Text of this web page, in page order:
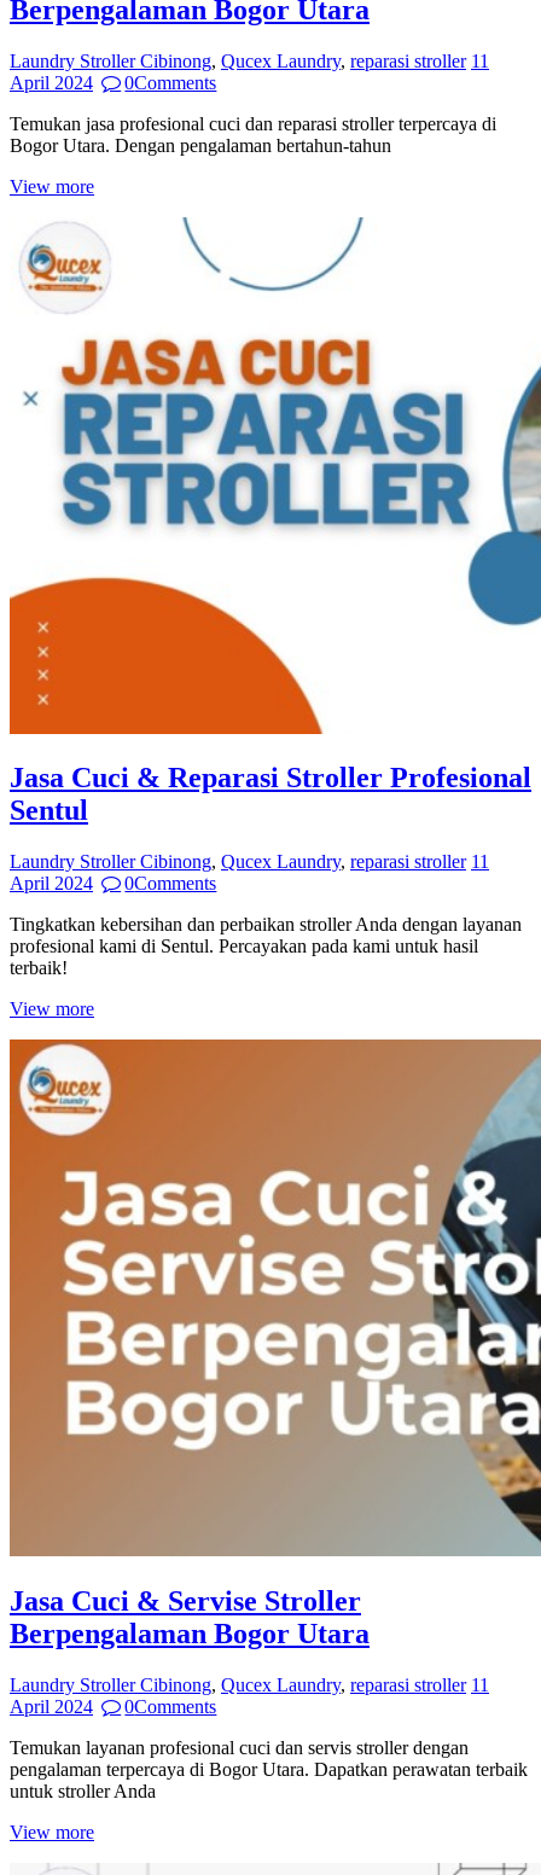
Berpengalaman Bogor Utara
Laundry Stroller Cibinong, Qucex Laundry, reparasi stroller 11
April 2024
0Comments
Temukan jasa profesional cuci dan reparasi stroller terpercaya di
Bogor Utara. Dengan pengalaman bertahun-tahun
View more
Jasa Cuci & Reparasi Stroller Profesional
Sentul
Laundry Stroller Cibinong, Qucex Laundry, reparasi stroller 11
April 2024
0Comments
Tingkatkan kebersihan dan perbaikan stroller Anda dengan layanan
profesional kami di Sentul. Percayakan pada kami untuk hasil
terbaik!
View more
Jasa Cuci & Servise Stroller
Berpengalaman Bogor Utara
Laundry Stroller Cibinong, Qucex Laundry, reparasi stroller 11
April 2024
0Comments
Temukan layanan profesional cuci dan servis stroller dengan
pengalaman terpercaya di Bogor Utara. Dapatkan perawatan terbaik
untuk stroller Anda
View more